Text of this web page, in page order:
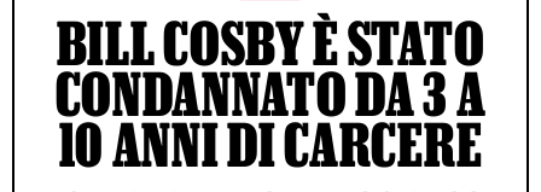
BILL COSBY È STATO
CONDANNATO DA 3 A
10 ANNI DI CARCERE